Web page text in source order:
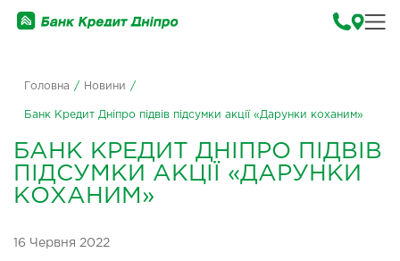
Головна / Новини /
Банк Кредит Дніпро підвів підсумки акції «Дарунки коханим»
БАНК КРЕДИТ ДНІПРО ПІДВІВ
ПІДСУМКИ АКЦІЇ «ДАРУНКИ
КОХАНИМ»
16 Червня 2022